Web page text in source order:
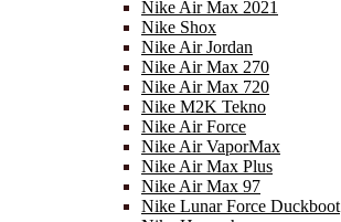
Nike Air Max 2021
Nike Shox
Nike Air Jordan
Nike Air Max 270
Nike Air Max 720
Nike M2K Tekno
Nike Air Force
Nike Air VaporMax
Nike Air Max Plus
Nike Air Max 97
Nike Lunar Force Duckboot